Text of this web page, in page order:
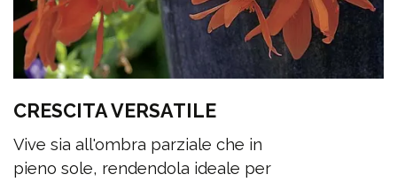
CRESCITA VERSATILE
Vive sia all'ombra parziale che in
pieno sole, rendendola ideale per